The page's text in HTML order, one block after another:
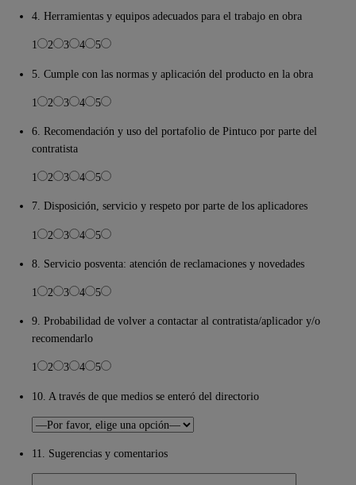
4. Herramientas y equipos adecuados para el trabajo en obra
1 2 3 4 5
5. Cumple con las normas y aplicación del producto en la obra
1 2 3 4 5
6. Recomendación y uso del portafolio de Pintuco por parte del
contratista
1 2 3 4 5
7. Disposición, servicio y respeto por parte de los aplicadores
1 2 3 4 5
8. Servicio posventa: atención de reclamaciones y novedades
1 2 3 4 5
9. Probabilidad de volver a contactar al contratista/aplicador y/o
recomendarlo
1 2 3 4 5
10. A través de que medios se enteró del directorio
11. Sugerencias y comentarios